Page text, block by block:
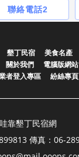
聯絡電話2
墾丁民宿 美食名產
關於我們 電腦版網站
者登入專區
紛絲專頁
哇靠墾丁民宿網
傳真：06-